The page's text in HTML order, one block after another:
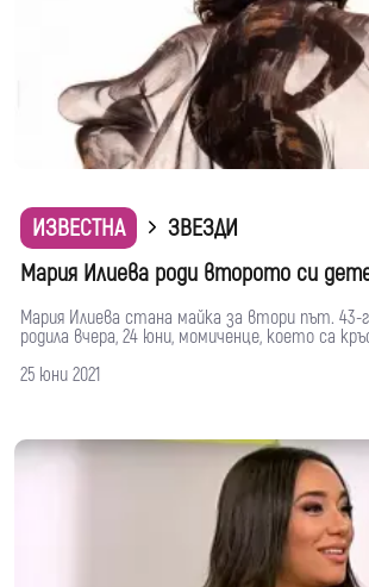
ИЗВЕСТНА
ЗВЕЗДИ
Мария Илиева роди второто си
Мария Илиева стана майка за втори път.
родила вчера, 24 юни, момиченце, което са
25 юни 2021